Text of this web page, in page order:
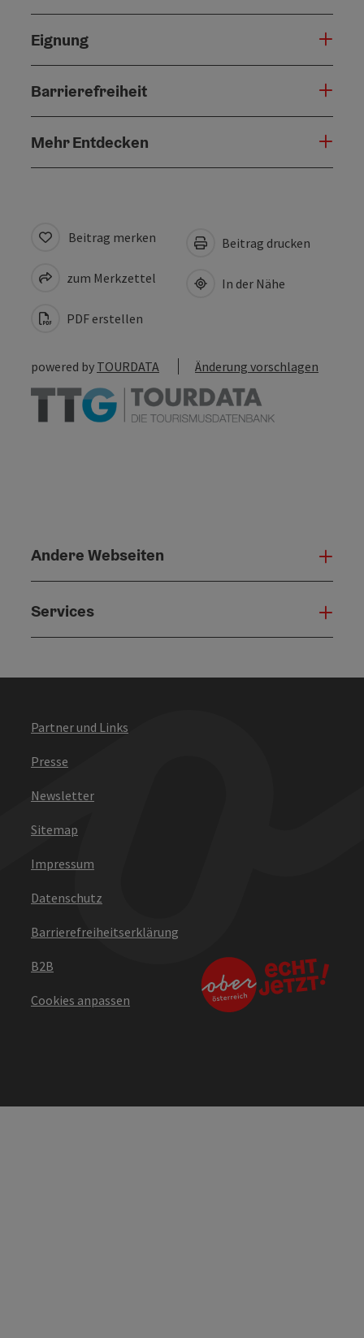
Eignung
Barrierefreiheit
Mehr Entdecken
Beitrag merken
zum Merkzettel
PDF erstellen
Beitrag drucken
In der Nähe
powered by TOURDATA Änderung vorschlagen
Andere Webseiten
Services
Partner und Links
Presse
Newsletter
Sitemap
Impressum
Datenschutz
Barrierefreiheitserklärung
B2B
Cookies anpassen